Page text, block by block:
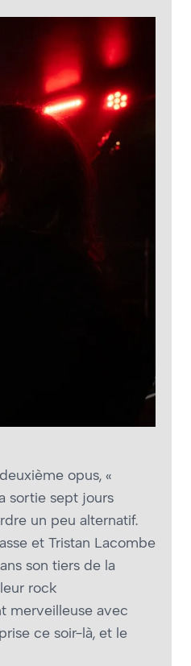
opus, «
sortie sept jours
un peu alternatif.
et Tristan Lacombe
son tiers de la
rock
merveilleuse avec
ce soir-là, et le